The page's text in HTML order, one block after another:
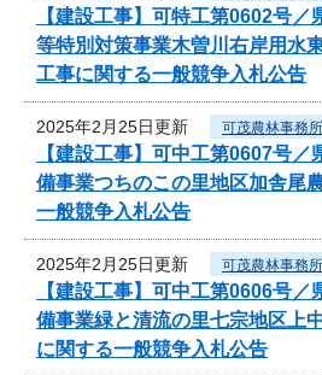
【建設工事】可特工第0602号
等特別対策事業木曽川右岸用水
工事に関する一般競争入札公告
2025年2月25日更新 可茂農林事務所
【建設工事】可中工第0607号
備事業つちのこの里地区加舎尾
一般競争入札公告
2025年2月25日更新 可茂農林事務所
【建設工事】可中工第0606号
備事業緑と清流の里七宗地区上
に関する一般競争入札公告